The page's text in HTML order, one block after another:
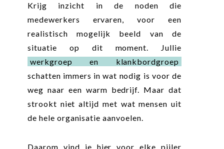
Krijg inzicht in de noden die
medewerkers ervaren, voor een
realistisch mogelijk beeld van de
situatie op dit moment. Jullie
werkgroep en klankbordgroep
schatten immers in wat nodig is voor de
weg naar een warm bedrijf. Maar dat
strookt niet altijd met wat mensen uit
de hele organisatie aanvoelen.
Daarom vind je hier voor elke pijler